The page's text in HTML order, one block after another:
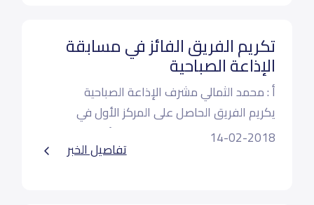
تكريم الفريق الفائز في مسابقة
الإذاعة الصباحية
‏أ : محمد الثمالي مشرف الإذاعة الصباحية
‏يكريم الفريق الحاصل على المركز الأول في
مسابقة الإذاعة الصباحية للفصل الأول
14-02-2018
تفاصيل الخبر